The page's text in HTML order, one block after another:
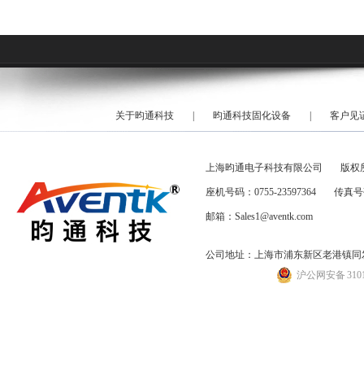
关于昀通科技 昀通科技固化设备 客户见
上海昀通电子科技有限公司 版权
座机号码：0755-23597364 传真号
邮箱：Sales1@aventk.com
公司地址：上海市浦东新区老港镇同
沪公网安备